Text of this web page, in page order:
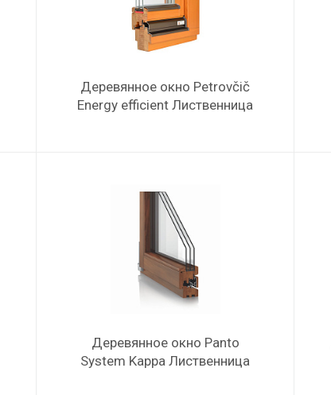
Деревянное окно Petrovčič
Energy efficient Лиственница
Деревянное окно Panto
System Kappa Лиственница